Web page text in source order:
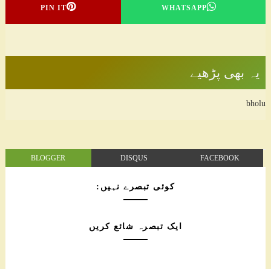
PIN IT WHATSAPP
یہ بھی پڑھیے
bholu
BLOGGER DISQUS FACEBOOK
کوئی تبصرے نہیں:
ایک تبصرہ شائع کریں